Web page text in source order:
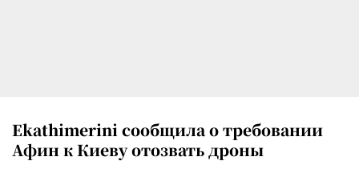
Ekathimerini сообщила о требовании
Афин к Киеву отозвать дроны